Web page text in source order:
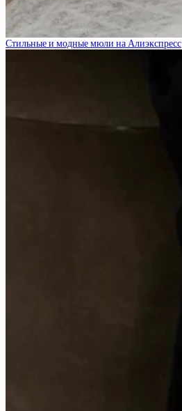
Стильные и модные мюли на Алиэкспресс